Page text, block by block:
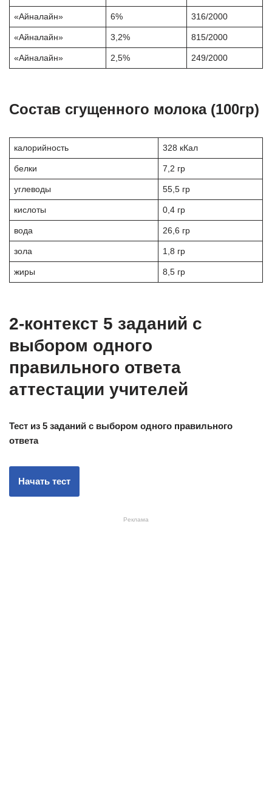
«Айналайн» 6% 316/2000
«Айналайн» 3,2% 815/2000
«Айналайн» 2,5% 249/2000
Состав сгущенного молока (100гр)
калорийность 328 кКал
белки 7,2 гр
углеводы 55,5 гр
кислоты 0,4 гр
вода 26,6 гр
зола 1,8 гр
жиры 8,5 гр
2-контекст 5 заданий с
выбором одного
правильного ответа
аттестации учителей
Тест из 5 заданий с выбором одного правильного
ответа
Реклама